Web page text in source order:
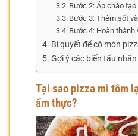
Bước 2: Áp chảo
Bước 3: Thêm sốt
Bước 4: Hoàn
Bí quyết để có món
Gợi ý các biến tấu
Tại sao pizza mì tôm
ẩm thực?